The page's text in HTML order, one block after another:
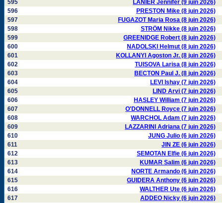
595
LANIER Jennifer (9 juin 2026)
596
PRESTON Mike (8 juin 2026)
597
FUGAZOT Maria Rosa (8 juin 2026)
598
STRÖM Nikke (8 juin 2026)
599
GREENIDGE Robert (8 juin 2026)
600
NADOLSKI Helmut (8 juin 2026)
601
KOLLANYI Agoston Jr. (8 juin 2026)
602
TUISOVA Larisa (8 juin 2026)
603
BECTON Paul J. (8 juin 2026)
604
LEVI Ishay (7 juin 2026)
605
LIND Arvi (7 juin 2026)
606
HASLEY William (7 juin 2026)
607
O'DONNELL Royce (7 juin 2026)
608
WARCHOL Adam (7 juin 2026)
609
LAZZARINI Adriana (7 juin 2026)
610
JUNG Julio (6 juin 2026)
611
JIN ZE (6 juin 2026)
612
SEMOTAN Elfie (6 juin 2026)
613
KUMAR Salim (6 juin 2026)
614
NORTE Armando (6 juin 2026)
615
GUIDERA Anthony (6 juin 2026)
616
WALTHER Ute (6 juin 2026)
617
ADDEO Nicky (6 juin 2026)